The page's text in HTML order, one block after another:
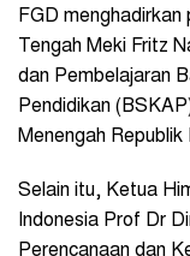
FGD
Tengah Meki Fritz
dan Pembelajaran
Pendidikan
Menengah
Selain itu, Ketua
Indonesia Prof Dr
Perencanaan dan